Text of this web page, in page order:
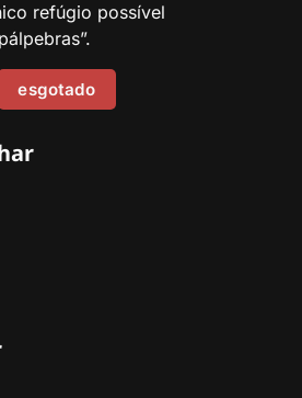
refúgio possível
esgotado